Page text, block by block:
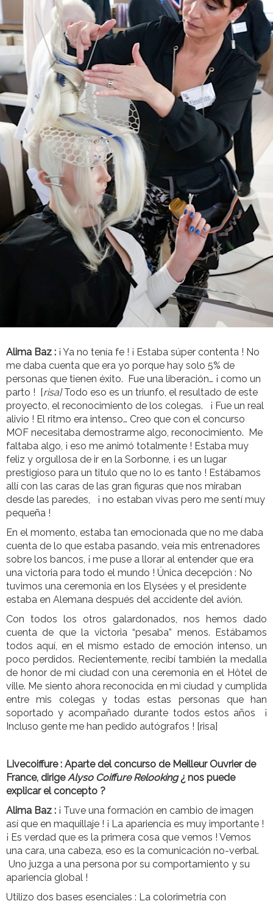
Alima Baz : ¡ Ya no tenía fe ! ¡ Estaba súper contenta ! No
me daba cuenta que era yo porque hay solo 5% de
personas que tienen éxito. Fue una liberación… ¡ como un
parto ! [risa]Todo eso es un triunfo, el resultado de este
proyecto, el reconocimiento de los colegas. ¡ Fue un real
alivio ! El ritmo era intenso… Creo que con el concurso
MOF necesitaba demostrarme algo, reconocimiento. Me
faltaba algo, ¡ eso me animó totalmente ! Estaba muy
feliz y orgullosa de ir en la Sorbonne, ¡ es un lugar
prestigioso para un titulo que no lo es tanto ! Estábamos
allí con las caras de las gran figuras que nos miraban
desde las paredes, ¡ no estaban vivas pero me sentí muy
pequeña !
En el momento, estaba tan emocionada que no me daba
cuenta de lo que estaba pasando, veía mis entrenadores
sobre los bancos, ¡ me puse a llorar al entender que era
una victoria para todo el mundo ! Única decepción : No
tuvimos una ceremonia en los Elysées y el presidente
estaba en Alemana después del accidente del avión.
Con todos los otros galardonados, nos hemos dado
cuenta de que la victoria “pesaba” menos. Estábamos
todos aquí, en el mismo estado de emoción intenso, un
poco perdidos. Recientemente, recibí también la medalla
de honor de mi ciudad con una ceremonia en el Hôtel de
ville. Me siento ahora reconocida en mi ciudad y cumplida
entre mis colegas y todas estas personas que han
soportado y acompañado durante todos estos años ¡
Incluso gente me han pedido autógrafos ! [risa]
Livecoiffure : Aparte del concurso de Meilleur Ouvrier de
France, dirigeAlyso Coiffure Relooking¿ nos puede
explicar el concepto ?
Alima Baz : ¡ Tuve una formación en cambio de imagen
así que en maquillaje ! ¡ La apariencia es muy importante !
¡ Es verdad que es la primera cosa que vemos ! Vemos
una cara, una cabeza, eso es la comunicación no-verbal.
Uno juzga a una persona por su comportamiento y su
apariencia global !
Utilizo dos bases esenciales : La colorimetría con